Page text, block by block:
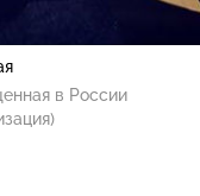
в России